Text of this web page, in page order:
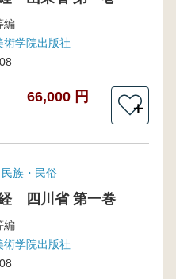
編
術学院出版社
66,000 円
＋
民族・民俗
四川省 第一巻
編
術学院出版社